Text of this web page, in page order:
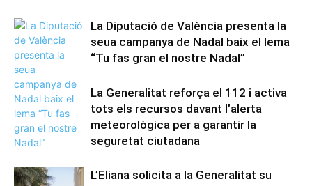
La Diputació de València presenta la
seua campanya de Nadal baix el lema
“Tu fas gran el nostre Nadal”
La Generalitat reforça el 112 i activa
tots els recursos davant l’alerta
meteorològica per a garantir la
seguretat ciutadana
L’Eliana solicita a la Generalitat su